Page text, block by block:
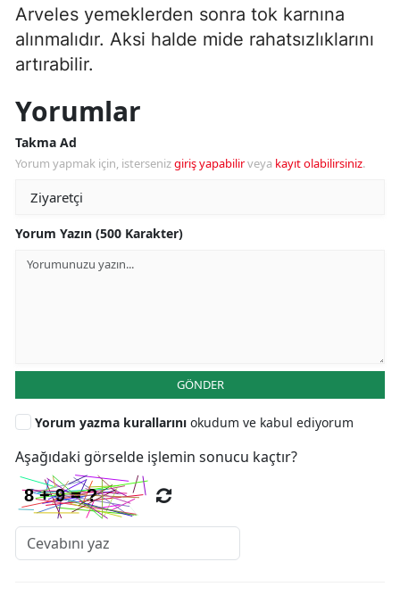
Arveles yemeklerden sonra tok karnına
alınmalıdır. Aksi halde mide rahatsızlıklarını
artırabilir.
Yorumlar
Takma Ad
Yorum yapmak için, istersenizgiriş yapabilirveya kayıt olabilirsiniz.
Yorum Yazın (500 Karakter)
GÖNDER
Yorum yazma kurallarını okudum ve kabul ediyorum
Aşağıdaki görselde işlemin sonucu kaçtır?